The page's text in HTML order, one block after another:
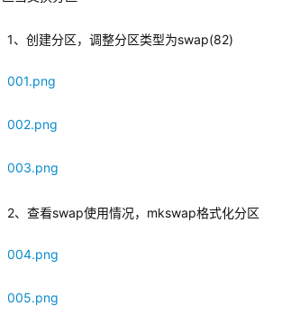
创建分区，调整分区类型为swap(82)
查看swap使用情况，mkswap格式化分区